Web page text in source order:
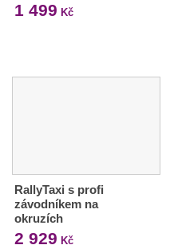
1 499 Kč
RallyTaxi s profi
závodníkem na
okruzích
2 929 Kč